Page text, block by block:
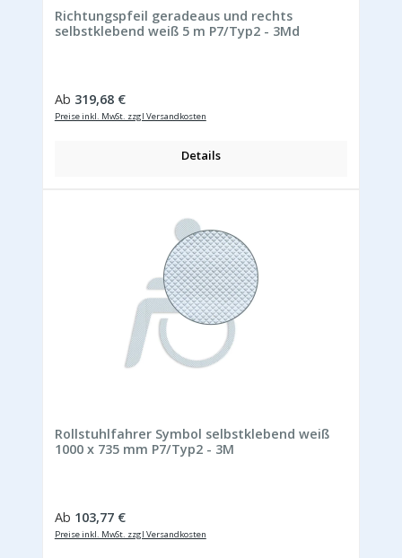
Richtungspfeil geradeaus und rechts
selbstklebend weiß 5 m P7/Typ2 - 3Md
Regulärer Preis:
Ab 319,68 €
Preise inkl. MwSt. zzgl Versandkosten
Details
Rollstuhlfahrer Symbol selbstklebend weiß
1000 x 735 mm P7/Typ2 - 3M
Regulärer Preis:
Ab 103,77 €
Preise inkl. MwSt. zzgl Versandkosten